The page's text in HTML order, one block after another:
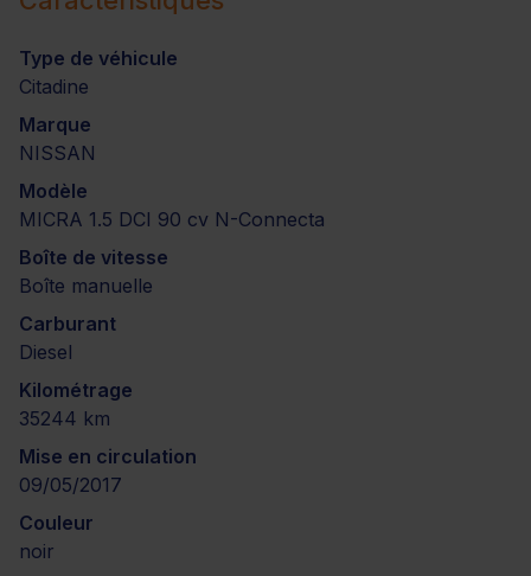
Type de véhicule
Citadine
Marque
NISSAN
Modèle
MICRA 1.5 DCI 90 cv N-Connecta
Boîte de vitesse
Boîte manuelle
Carburant
Diesel
Kilométrage
35244 km
Mise en circulation
09/05/2017
Couleur
noir